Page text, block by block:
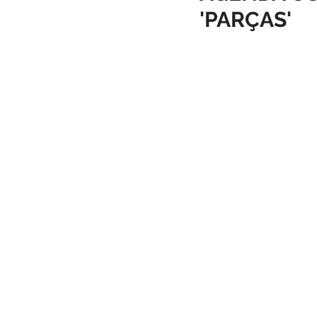
Infraestrutura Administração
'PARÇAS'